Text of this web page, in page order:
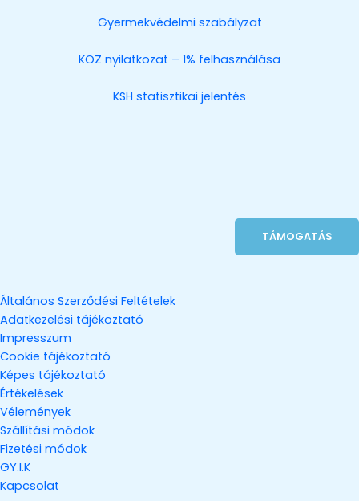
Gyermekvédelmi szabályzat
KOZ nyilatkozat – 1% felhasználása
KSH statisztikai jelentés
TÁMOGATÁS
Általános Szerződési Feltételek
Adatkezelési tájékoztató
Impresszum
Cookie tájékoztató
Képes tájékoztató
Értékelések
Vélemények
Szállítási módok
Fizetési módok
GY.I.K
Kapcsolat